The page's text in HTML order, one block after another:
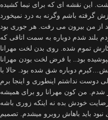
این نقشه ای که برای نیما کشیده
بد از من بیرون می رفت. هر جوری بود
بلند شدم دوباره به سمت اتاقی که
کارش تموم شده. روی بدن لخت مهرانا
بود.. با فرض لخت بودن مهرانا
دوباره شق شده بود. حالا با
دوست نداشتم اینطوری و اینجا برم
من کون مهرانا رو برای همیشه
باید باهاش روبرو میشدم. تصمیم